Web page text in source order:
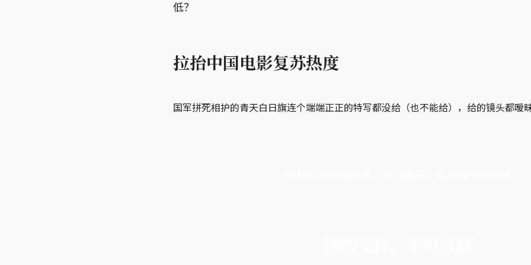
低？
拉抬中国电影复苏热度
国军拼死相护的青天白日旗连个端端正正的特写都没给（也不能给），给的镜头都暧